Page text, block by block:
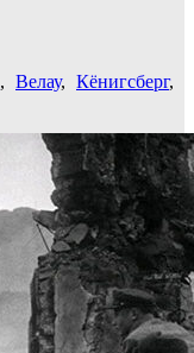
, Велау, Кёнигсберг,